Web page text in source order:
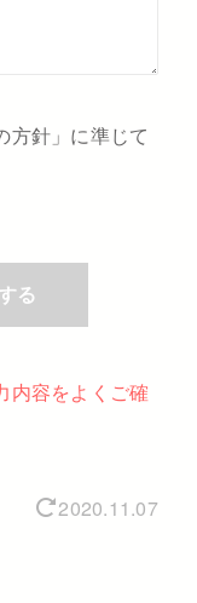
方針」に準じて
内容をよくご確
2020.11.07